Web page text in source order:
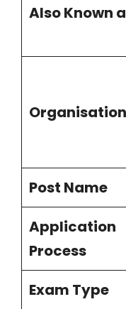
Also Known
Organisation
Post Name
Application
Process
Exam Type